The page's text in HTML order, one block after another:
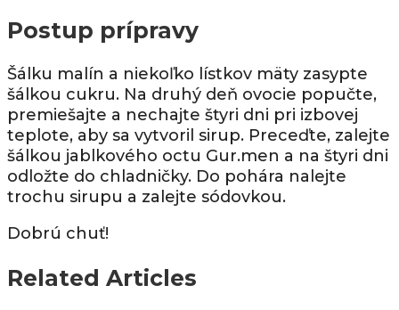
Postup prípravy
Šálku malín a niekoľko lístkov mäty zasypte
šálkou cukru. Na druhý deň ovocie popučte,
premiešajte a nechajte štyri dni pri izbovej
teplote, aby sa vytvoril sirup. Preceďte, zalejte
šálkou jablkového octu Gur.men a na štyri dni
odložte do chladničky. Do pohára nalejte
trochu sirupu a zalejte sódovkou.
Dobrú chuť!
Related Articles